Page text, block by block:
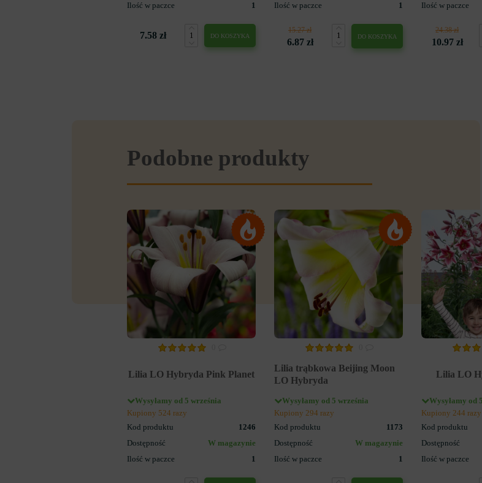
Ilość w paczce
1
7.58 zł DO KOSZYKA
Ilość w paczce
1
15.27 zł
6.87 zł
DO KOSZYKA
Ilość w paczce
24.38 zł
10.97 zł
Podobne produkty
Lilia LO Hybryda Pink Planet
Wysyłamy od 5 września
Kupiony 524 razy
Kod produktu
1246
Dostępność
W magazynie
Ilość w paczce
1
Lilia trąbkowa Beijing Moon
LO Hybryda
Wysyłamy od 5 września
Kupiony 294 razy
Kod produktu
1173
Dostępność
W magazynie
Ilość w paczce
1
Lilia LO
Wysyłamy od
Kupiony 244 razy
Kod produktu
Dostępność
Ilość w paczce